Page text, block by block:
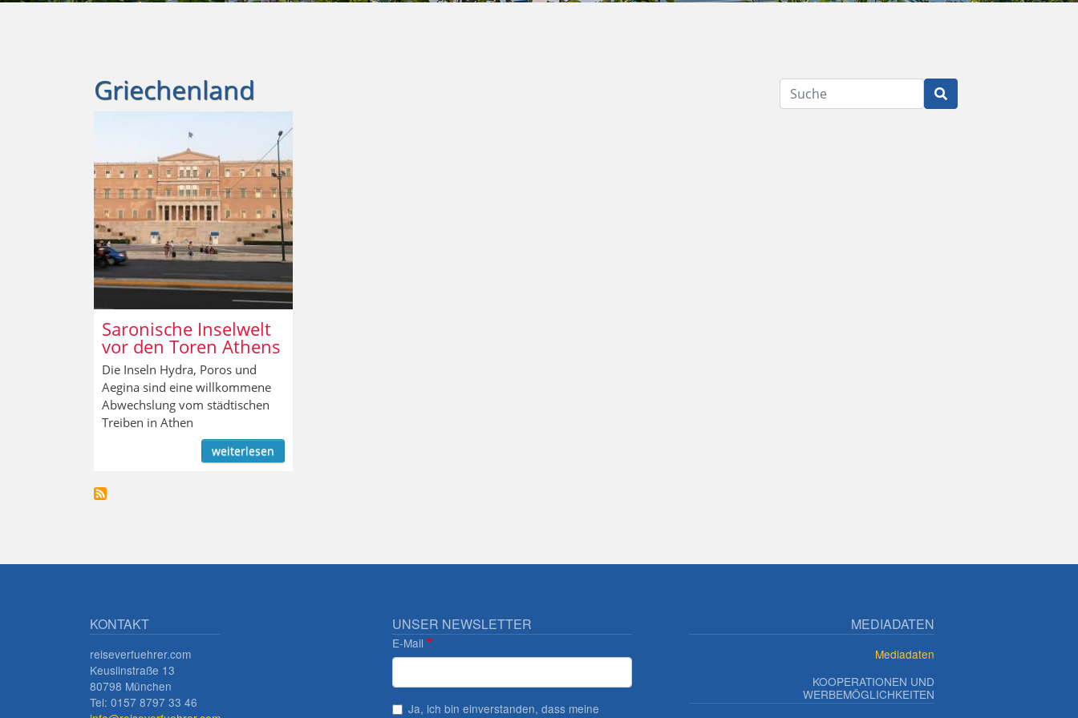
Griechenland
Saronische Inselwelt
vor den Toren Athens
Die Inseln Hydra, Poros und
Aegina sind eine willkommene
Abwechslung vom städtischen
Treiben in Athen
weiterlesen
Suche
KONTAKT
reiseverfuehrer.com
Keuslinstraße 13
80798 München
Tel: 0157 8797 33 46
UNSER NEWSLETTER
E-Mail
Ja, ich bin einverstanden, dass meine
MEDIADATEN
Mediadaten
KOOPERATIONEN UND
WERBEMÖGLICHKEITEN